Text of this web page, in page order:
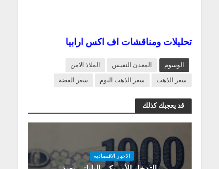
تحليلات ومناقشات اف اكس ارابيا
الوسوم المعدن النفيس
الملاذ الامن
سعر الذهب
سعر الذهب اليوم سعر الفضة
قد يعجبك كذلك
الاخبار الاقتصادية